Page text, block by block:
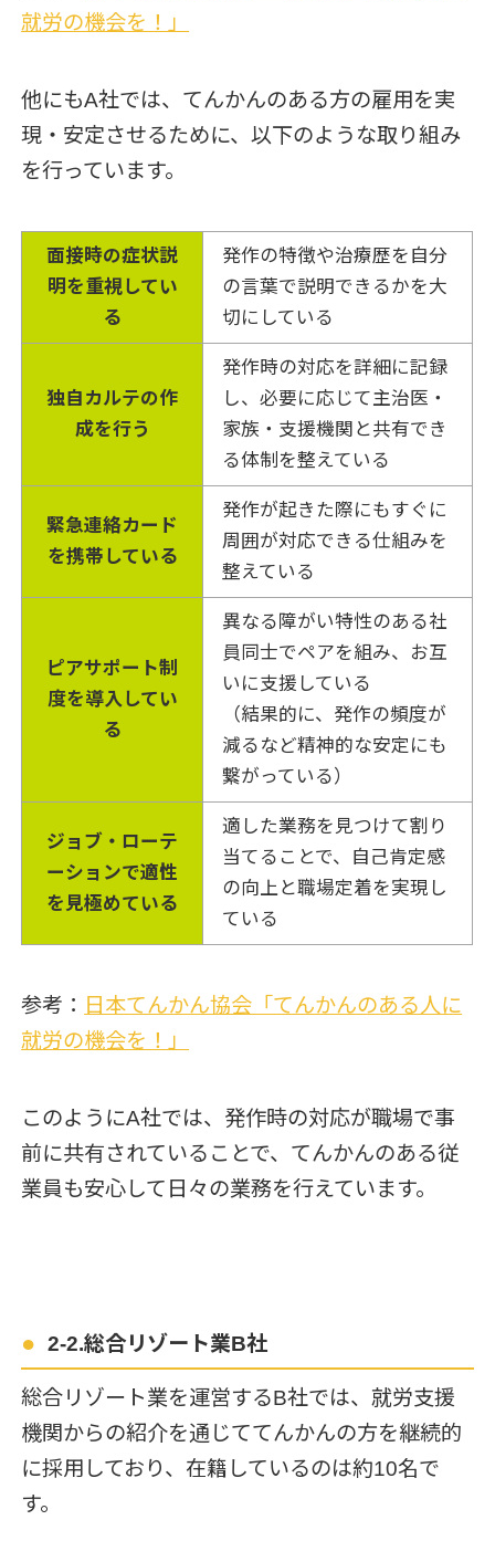
就労の機会を！」
他にもA社では、てんかんのある方の雇用を実
現・安定させるために、以下のような取り組み
を行っています。
面接時の症状説
明を重視してい
る
発作の特徴や治療歴を自分
の言葉で説明できるかを大
切にしている
独自カルテの作
成を行う
発作時の対応を詳細に記録
し、必要に応じて主治医・
家族・支援機関と共有でき
る体制を整えている
緊急連絡カード
を携帯している
発作が起きた際にもすぐに
周囲が対応できる仕組みを
整えている
ピアサポート制
度を導入してい
る
異なる障がい特性のある社
員同士でペアを組み、お互
いに支援している
（結果的に、発作の頻度が
減るなど精神的な安定にも
繋がっている）
ジョブ・ローテ
ーションで適性
を見極めている
適した業務を見つけて割り
当てることで、自己肯定感
の向上と職場定着を実現し
ている
参考：
日本てんかん協会「てんかんのある人に
就労の機会を！」
このようにA社では、発作時の対応が職場で事
前に共有されていることで、てんかんのある従
業員も安心して日々の業務を行えています。
2-2.総合リゾート業B社
総合リゾート業を運営するB社では、就労支援
機関からの紹介を通じててんかんの方を継続的
に採用しており、在籍しているのは約10名で
す。